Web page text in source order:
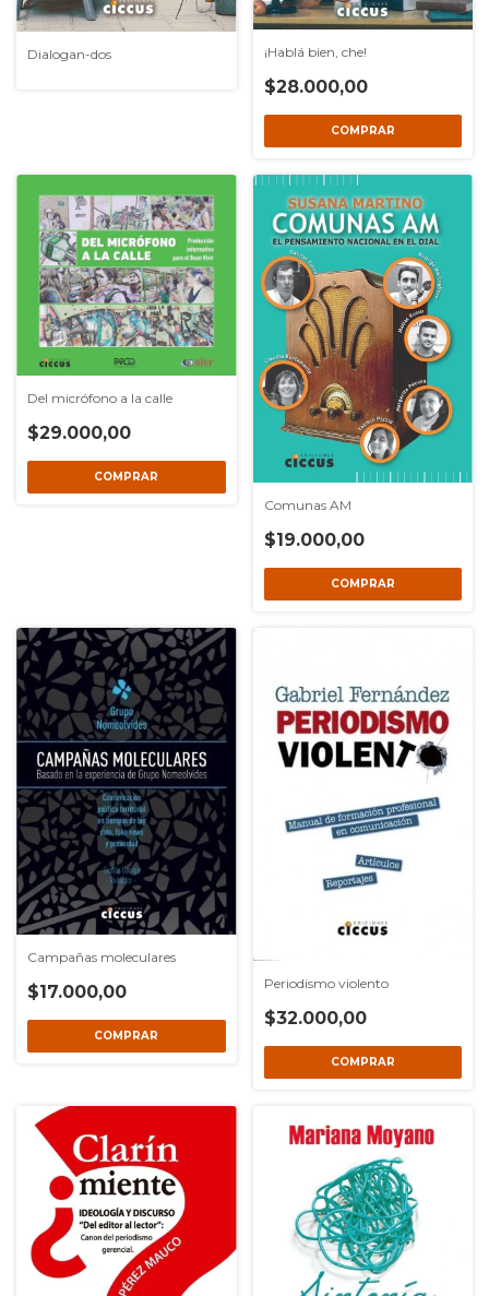
Dialogan-dos ¡Hablá bien, che!
$28.000,00
Del micrófono a la calle
$29.000,00
Comunas AM
$19.000,00
Campañas moleculares
$17.000,00 Periodismo violento
$32.000,00